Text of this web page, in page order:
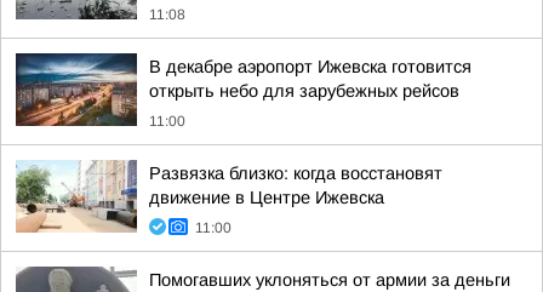
11:08
В декабре аэропорт Ижевска готовится
открыть небо для зарубежных рейсов
11:00
Развязка близко: когда восстановят
движение в Центре Ижевска
11:00
Помогавших уклоняться от армии за деньги